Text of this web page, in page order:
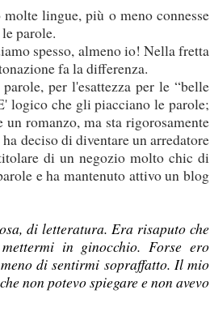
lingue, più o meno connesse
parole.
spesso, almeno io! Nella fretta
fa la differenza.
per l'esattezza per le “belle
logico che gli piacciano le parole;
romanzo, ma sta rigorosamente
deciso di diventare un arredatore
di un negozio molto chic di
e ha mantenuto attivo un blog
di letteratura. Era risaputo che
in ginocchio. Forse ero
di sentirmi sopraffatto. Il mio
non potevo spiegare e non avevo